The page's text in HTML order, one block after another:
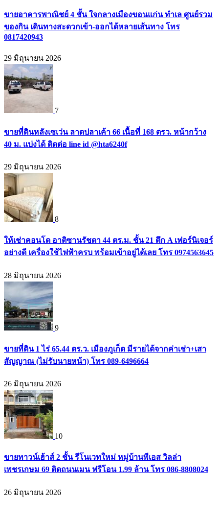
ขายอาคารพาณิชย์ 4 ชั้น ใจกลางเมืองขอนแก่น ทำเล ศูนย์รวม
ของกิน เดินทางสะดวกเข้า-ออกได้หลายเส้นทาง โทร
0817420943
29 มิถุนายน 2026
7
ขายที่ดินหลังเซเว่น ลาดปลาเค้า 66 เนื้อที่ 168 ตรว. หน้ากว้าง
40 ม. แบ่งได้ ติดต่อ line id @hta6240f
29 มิถุนายน 2026
8
ให้เช่าคอนโด อาติซานรัชดา 44 ตร.ม. ชั้น 21 ตึก A เฟอร์นิเจอร์
อย่างดี เครื่องใช้ไฟฟ้าครบ พร้อมเข้าอยู่ได้เลย โทร 0974563645
28 มิถุนายน 2026
9
ขายที่ดิน 1 ไร่ 65.44 ตร.ว. เมืองภูเก็ต มีรายได้จากค่าเช่า+เสา
สัญญาณ (ไม่รับนายหน้า) โทร 089-6496664
26 มิถุนายน 2026
10
ขายทาวน์เฮ้าส์ 2 ชั้น รีโนเวทใหม่ หมู่บ้านพีเอส วิลล่า
เพชรเกษม 69 ติดถนนเมน ฟรีโอน 1.99 ล้าน โทร 086-8808024
26 มิถุนายน 2026